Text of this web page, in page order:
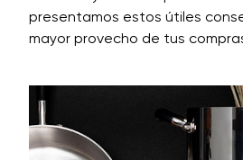
presentamos estos útiles
mayor provecho de tus